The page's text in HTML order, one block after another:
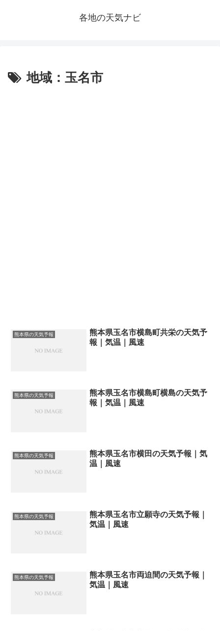
各地の天気ナビ
地域：玉名市
熊本県の天気予報
熊本県玉名市横島町共栄の天気予
報｜気温｜風速
熊本県の天気予報
熊本県玉名市横島町横島の天気予
報｜気温｜風速
熊本県の天気予報
熊本県玉名市横田の天気予報｜気
温｜風速
熊本県の天気予報
熊本県玉名市立願寺の天気予報｜
気温｜風速
熊本県の天気予報
熊本県玉名市両迫間の天気予報｜
気温｜風速